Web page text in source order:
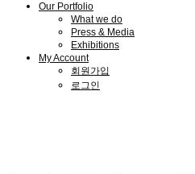
Our Portfolio
What we do
Press & Media
Exhibitions
My Account
회원가입
로그인